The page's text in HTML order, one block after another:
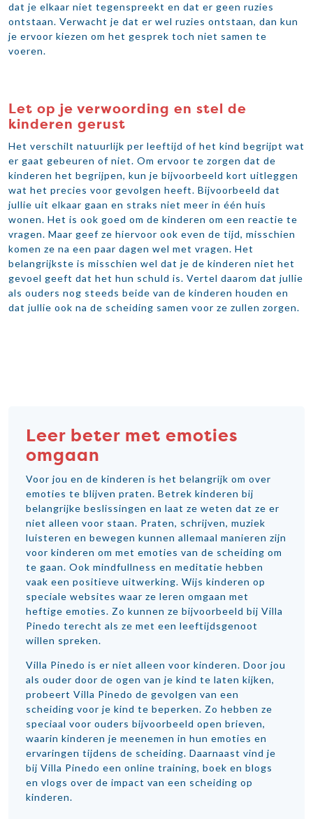
dat je elkaar niet tegenspreekt en dat er geen ruzies
ontstaan. Verwacht je dat er wel ruzies ontstaan, dan kun
je ervoor kiezen om het gesprek toch niet samen te
voeren.
Let op je verwoording en stel de
kinderen gerust
Het verschilt natuurlijk per leeftijd of het kind begrijpt wat
er gaat gebeuren of niet. Om ervoor te zorgen dat de
kinderen het begrijpen, kun je bijvoorbeeld kort uitleggen
wat het precies voor gevolgen heeft. Bijvoorbeeld dat
jullie uit elkaar gaan en straks niet meer in één huis
wonen. Het is ook goed om de kinderen om een reactie te
vragen. Maar geef ze hiervoor ook even de tijd, misschien
komen ze na een paar dagen wel met vragen. Het
belangrijkste is misschien wel dat je de kinderen niet het
gevoel geeft dat het hun schuld is. Vertel daarom dat jullie
als ouders nog steeds beide van de kinderen houden en
dat jullie ook na de scheiding samen voor ze zullen zorgen.
Leer beter met emoties
omgaan
Voor jou en de kinderen is het belangrijk om over
emoties te blijven praten. Betrek kinderen bij
belangrijke beslissingen en laat ze weten dat ze er
niet alleen voor staan. Praten, schrijven, muziek
luisteren en bewegen kunnen allemaal manieren zijn
voor kinderen om met emoties van de scheiding om
te gaan. Ook mindfullness en meditatie hebben
vaak een positieve uitwerking. Wijs kinderen op
speciale websites waar ze leren omgaan met
heftige emoties. Zo kunnen ze bijvoorbeeld bij Villa
Pinedo terecht als ze met een leeftijdsgenoot
willen spreken.
Villa Pinedo is er niet alleen voor kinderen. Door jou
als ouder door de ogen van je kind te laten kijken,
probeert Villa Pinedo de gevolgen van een
scheiding voor je kind te beperken. Zo hebben ze
speciaal voor ouders bijvoorbeeld open brieven,
waarin kinderen je meenemen in hun emoties en
ervaringen tijdens de scheiding. Daarnaast vind je
bij Villa Pinedo een online training, boek en blogs
en vlogs over de impact van een scheiding op
kinderen.